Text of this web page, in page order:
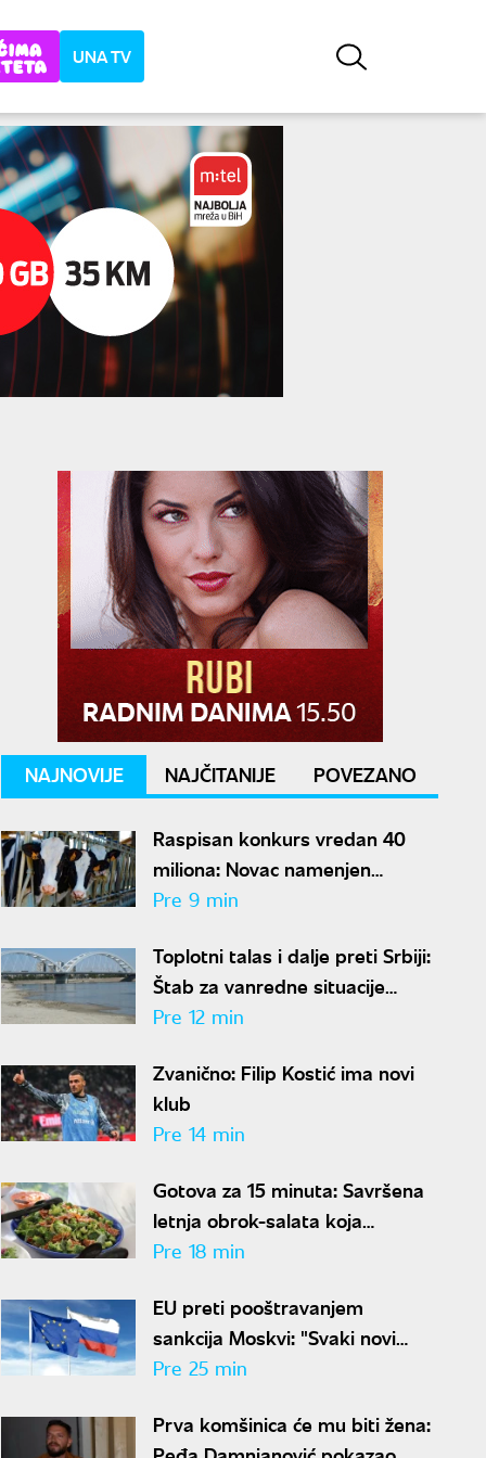
UNA TV
NAJNOVIJE NAJČITANIJE POVEZANO
Raspisan konkurs vredan 40
miliona: Novac namenjen
stočarima u Vojvodini
Pre 9 min
Toplotni talas i dalje preti Srbiji:
Štab za vanredne situacije
zabranio nepotrebnu potrošnju
Pre 12 min
Zvanično: Filip Kostić ima novi
klub
Pre 14 min
Gotova za 15 minuta: Savršena
letnja obrok-salata koja
osvežava, dugo drži sitost i ima
Pre 18 min
EU preti pooštravanjem
sankcija Moskvi: "Svaki novi
napad na Ukrajinu dodatni je
Pre 25 min
Prva komšinica će mu biti žena: